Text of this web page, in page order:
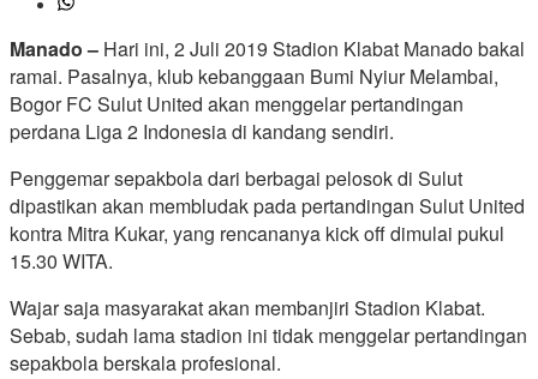
Manado – Hari ini, 2 Juli 2019 Stadion Klabat Manado bakal
ramai. Pasalnya, klub kebanggaan Bumi Nyiur Melambai,
Bogor FC Sulut United akan menggelar pertandingan
perdana Liga 2 Indonesia di kandang sendiri.
Penggemar sepakbola dari berbagai pelosok di Sulut
dipastikan akan membludak pada pertandingan Sulut United
kontra Mitra Kukar, yang rencananya kick off dimulai pukul
15.30 WITA.
Wajar saja masyarakat akan membanjiri Stadion Klabat.
Sebab, sudah lama stadion ini tidak menggelar pertandingan
sepakbola berskala profesional.